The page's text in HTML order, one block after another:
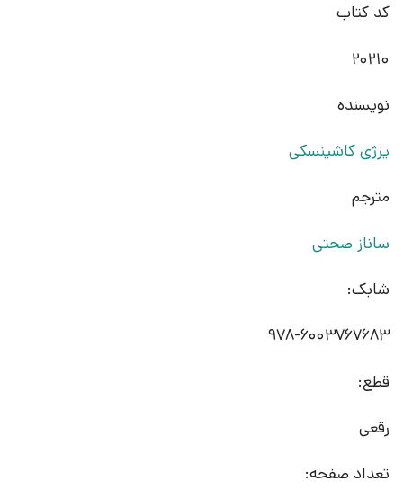
کد کتاب
20210
نویسنده
یرژی کاشینسکی
مترجم
ساناز صحتی
شابک:
978-6003767683
قطع:
رقعی
تعداد صفحه: